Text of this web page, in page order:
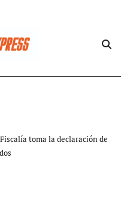
toma la declaración de